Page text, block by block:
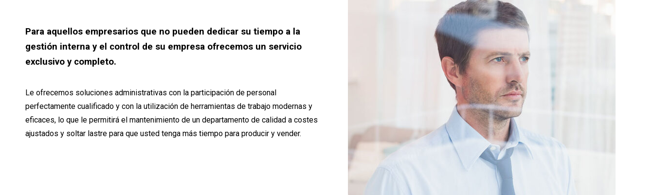
Para aquellos empresarios que no pueden dedicar su tiempo a la
gestión interna y el control de su empresa ofrecemos un servicio
exclusivo y completo.
Le ofrecemos soluciones administrativas con la participación de personal
perfectamente cualificado y con la utilización de herramientas de trabajo modernas y
eficaces, lo que le permitirá el mantenimiento de un departamento de calidad a costes
ajustados y soltar lastre para que usted tenga más tiempo para producir y vender.